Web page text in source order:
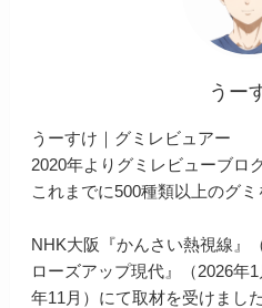
うー
うーすけ｜グミレビュアー
2020年よりグミレビューブロ
これまでに500種類以上のグミ
NHK大阪『かんさい熱視線』
ローズアップ現代』（2026年
年11月）にて取材を受けました